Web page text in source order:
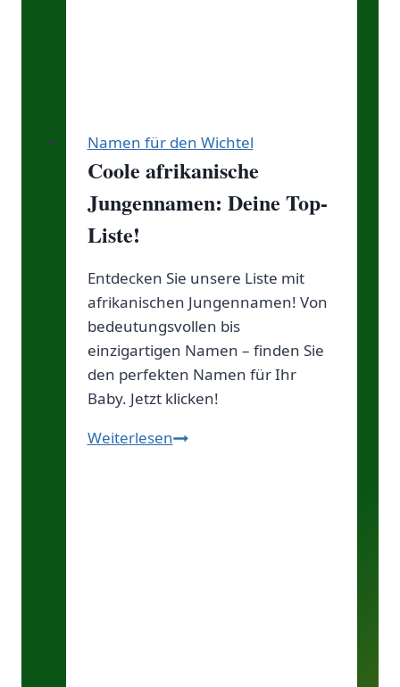
Namen für den Wichtel
Coole afrikanische
Jungennamen: Deine Top-
Liste!
Entdecken Sie unsere Liste mit
afrikanischen Jungennamen! Von
bedeutungsvollen bis
einzigartigen Namen – finden Sie
den perfekten Namen für Ihr
Baby. Jetzt klicken!
WeiterlesenCoole